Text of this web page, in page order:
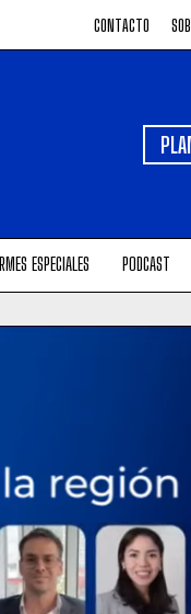
CONTACTO
ESPECIALES PODCAST